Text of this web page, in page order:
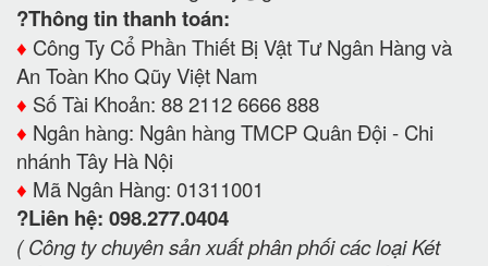
?Thông tin thanh toán:
♦️ Công Ty Cổ Phần Thiết Bị Vật Tư Ngân Hàng và
An Toàn Kho Qũy Việt Nam
♦️ Số Tài Khoản: 88 2112 6666 888
♦️ Ngân hàng: Ngân hàng TMCP Quân Đội - Chi
nhánh Tây Hà Nội
♦️ Mã Ngân Hàng: 01311001
?Liên hệ: 098.277.0404
( Công ty chuyên sản xuất phân phối các loại Két